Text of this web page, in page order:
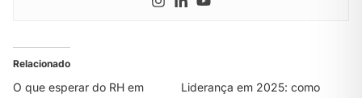
Relacionado
O que esperar do RH em
Liderança em 2025: como